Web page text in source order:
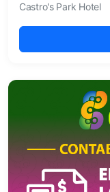
Castro's Park Hotel